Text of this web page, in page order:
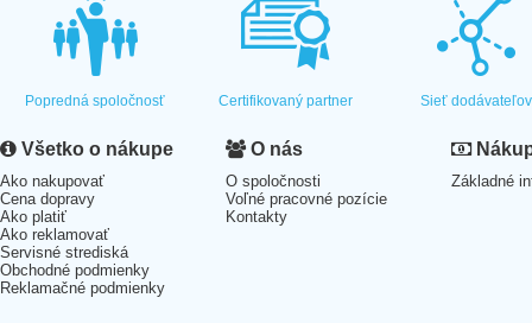
Popredná spoločnosť Certifikovaný partner Sieť dodávateľov
Všetko o nákupe
Ako nakupovať
Cena dopravy
Ako platiť
Ako reklamovať
Servisné strediská
Obchodné podmienky
Reklamačné podmienky
O nás
O spoločnosti
Voľné pracovné pozície
Kontakty
Základné